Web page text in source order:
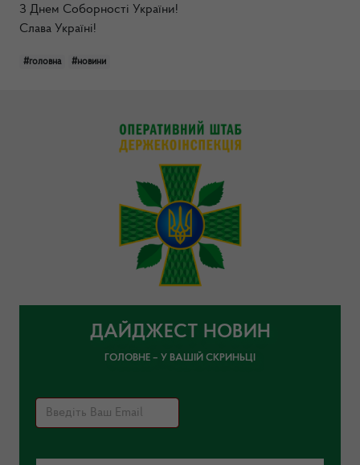
З Днем Соборності України!
Слава Україні!
#головна #новини
ДАЙДЖЕСТ НОВИН
ГОЛОВНЕ – У ВАШІЙ СКРИНЬЦІ